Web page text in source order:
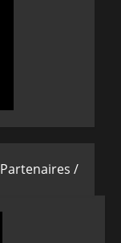
Partenaires /